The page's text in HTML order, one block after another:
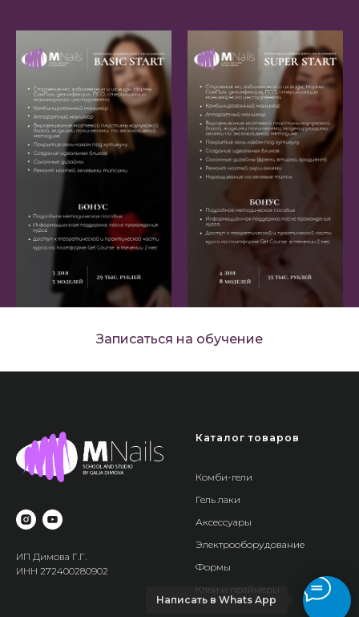
Написать в Whats App
Записаться на обучение
ИП Димова Г.Г.
ИНН 272400280902
Каталог товаров
Комби-гели
Гель лаки
Аксессуары
Электрооборудование
Формы
Клеи и праймеры